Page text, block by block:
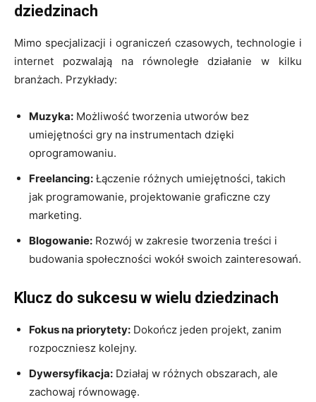
dziedzinach
Mimo specjalizacji i ograniczeń czasowych, technologie i
internet pozwalają na równoległe działanie w kilku
branżach. Przykłady:
Muzyka: Możliwość tworzenia utworów bez
umiejętności gry na instrumentach dzięki
oprogramowaniu.
Freelancing: Łączenie różnych umiejętności, takich
jak programowanie, projektowanie graficzne czy
marketing.
Blogowanie: Rozwój w zakresie tworzenia treści i
budowania społeczności wokół swoich zainteresowań.
Klucz do sukcesu w wielu dziedzinach
Fokus na priorytety: Dokończ jeden projekt, zanim
rozpoczniesz kolejny.
Dywersyfikacja: Działaj w różnych obszarach, ale
zachowaj równowagę.